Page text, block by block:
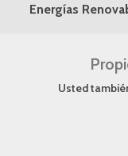
Energías
Usted